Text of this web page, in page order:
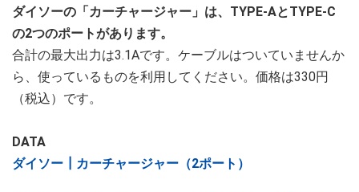
ダイソーの「カーチャージャー」は、TYPE-AとTYPE-C
の2つのポートがあります。
合計の最大出力は3.1Aです。ケーブルはついていませんか
ら、使っているものを利用してください。価格は330円
（税込）です。
DATA
ダイソー┃カーチャージャー（2ポート）